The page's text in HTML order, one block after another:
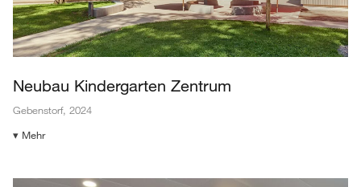
Neubau Kindergarten Zentrum
Gebenstorf, 2024
▾ Mehr